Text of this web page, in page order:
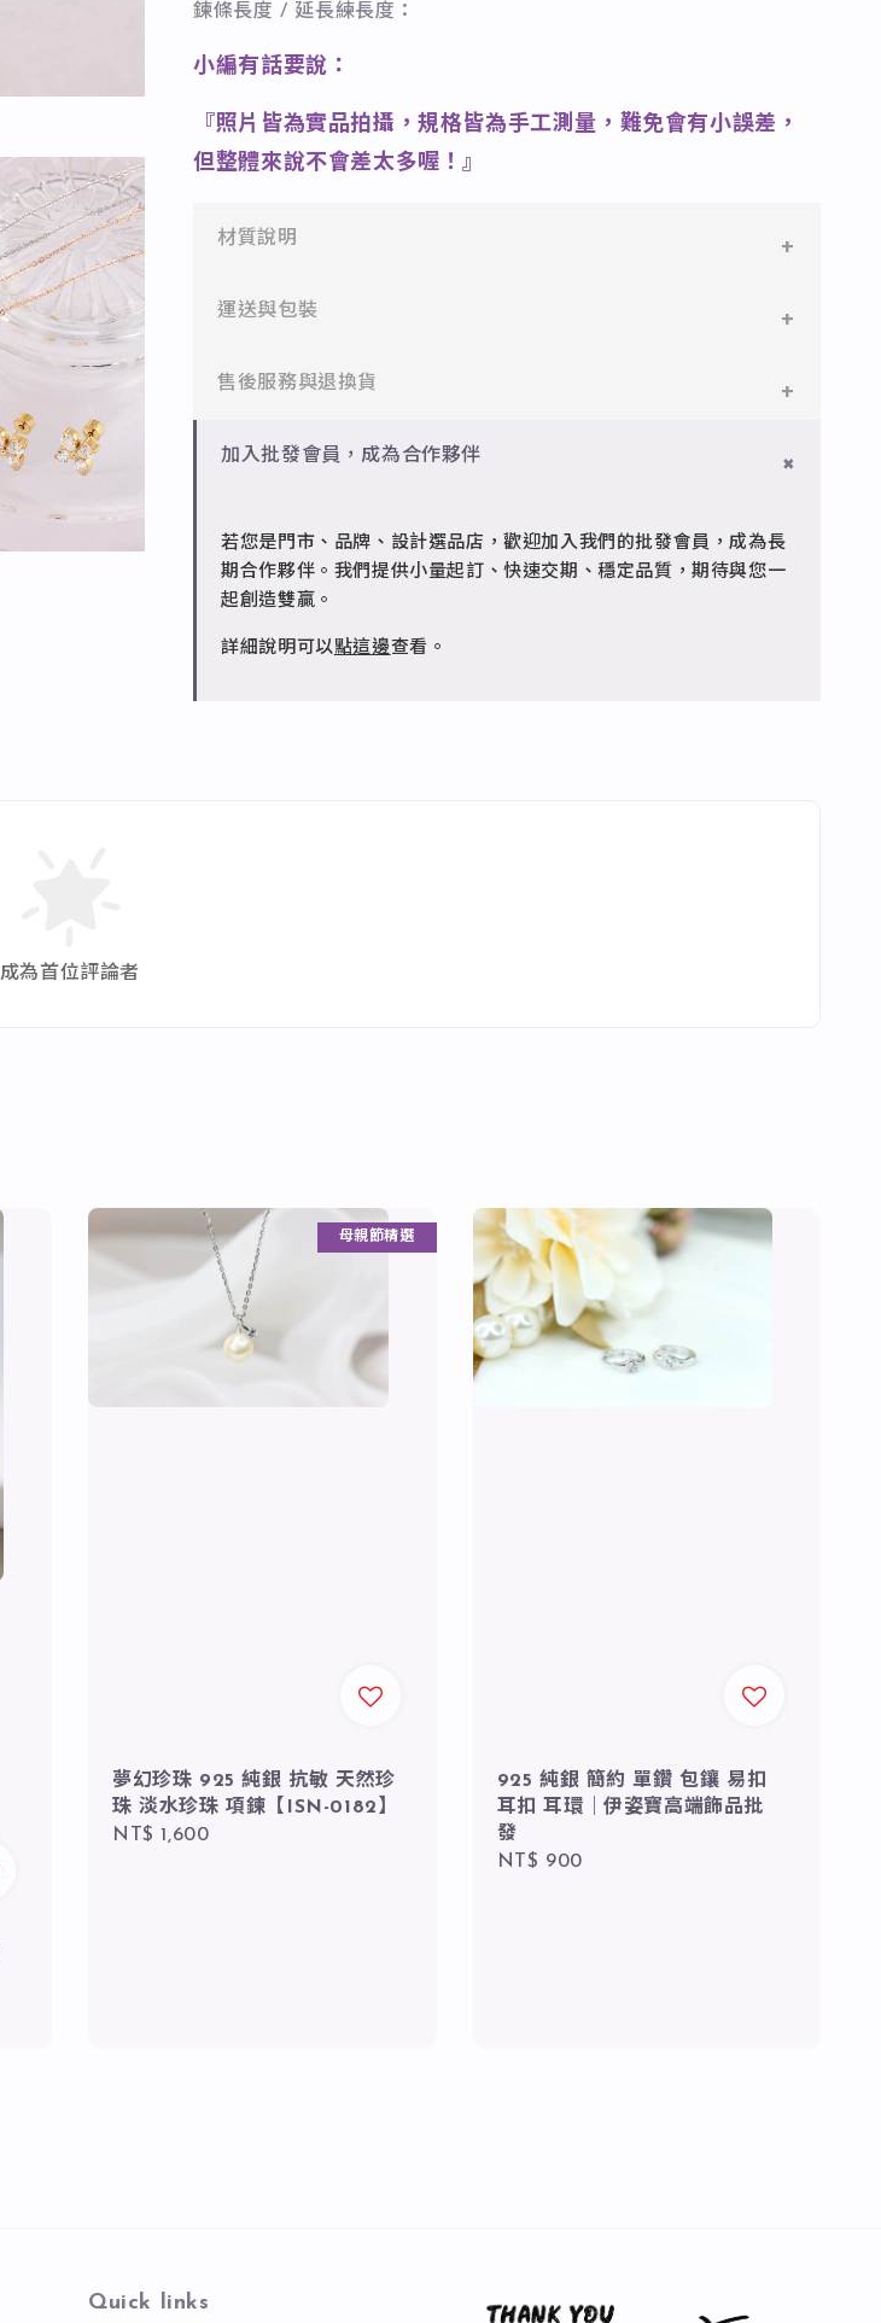
鍊條長度 / 延長練長度：
小編有話要說：
『照片皆為實品拍攝，規格皆為手工測量，難免會有小誤差，
但整體來說不會差太多喔！』
材質說明
✻ 316L不鏽鋼
✻ 925純銀
✻ 銅台電鍍飾品
運送與包裝
一般會員：一件即享免運與精美包裝，超商取貨或宅配皆可。
售後服務與退換貨
✻ 一般會員
加入批發會員，成為合作夥伴
若您是門市、品牌、設計選品店，歡迎加入我們的批發會員，成為長
期合作夥伴。我們提供小量起訂、快速交期、穩定品質，期待與您一
起創造雙贏。
詳細說明可以點這邊查看。
成為首位評論者
母親節精選
夢幻珍珠 925 純銀 抗敏 天然珍
珠 淡水珍珠 項鍊【ISN-0182】
Regular
NT$ 1,600
925 純銀 簡約 單鑽 包鑲 易扣
耳扣 耳環｜伊姿寶高端飾品批
發
Regular
NT$ 900
Quick links